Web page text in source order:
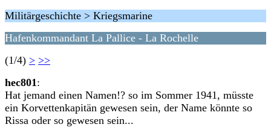
Militärgeschichte > Kriegsmarine
Hafenkommandant La Pallice - La Rochelle
(1/4) > >>
hec801:
Hat jemand einen Namen!? so im Sommer 1941, müsste
ein Korvettenkapitän gewesen sein, der Name könnte so
Rissa oder so gewesen sein...